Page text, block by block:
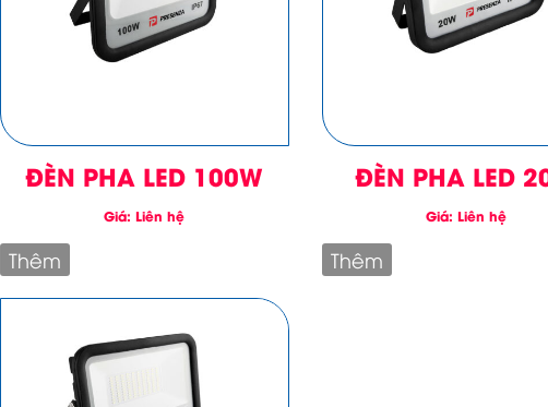
ĐÈN PHA LED 100W
Giá: Liên hệ
Thêm
ĐÈN PHA LED
Giá: Liên hệ
Thêm